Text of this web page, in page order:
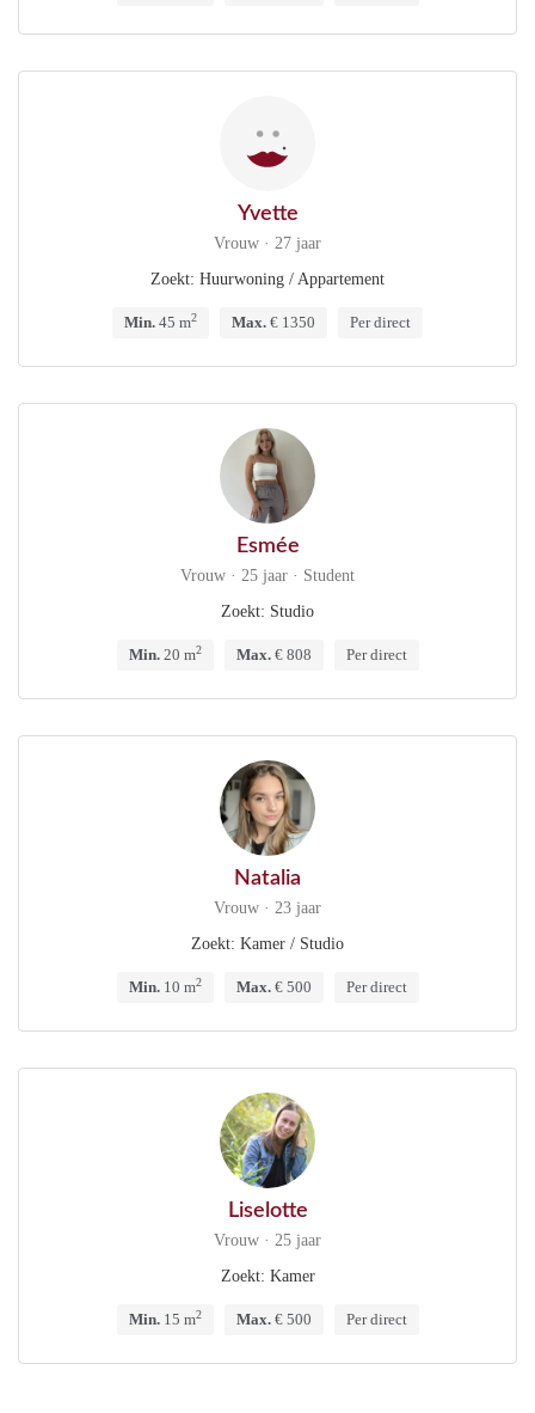
Yvette
Vrouw · 27 jaar
Zoekt: Huurwoning / Appartement
Min. 45 m2 Max. € 1350 Per direct
Esmée
Vrouw · 25 jaar · Student
Zoekt: Studio
Min.20 m2 Max.€ 808 Per direct
Natalia
Vrouw · 23 jaar
Zoekt: Kamer / Studio
Min.10 m2 Max.€ 500 Per direct
Liselotte
Vrouw · 25 jaar
Zoekt: Kamer
Min.15 m2 Max.€ 500 Per direct